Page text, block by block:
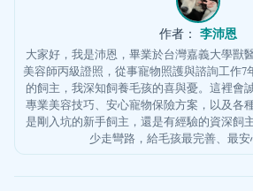
作者： 李沛恩
大家好，我是沛恩，畢業於台灣嘉義大學獸
美容師丙級證照，從事寵物照護與諮詢工作7
的飼主，我深知飼養毛孩的喜與憂。這裡會
專業美容技巧、安心寵物保險方案，以及各
是剛入坑的新手飼主，還是有經驗的資深飼
少走彎路，給毛孩最完善、最安